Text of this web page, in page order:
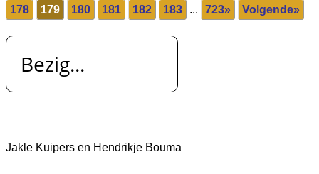
178 179 180 181 182 183 ... 723» Volgende»
Bezig...
Jakle Kuipers en Hendrikje Bouma